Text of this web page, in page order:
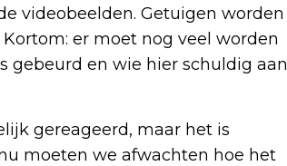
videobeelden. Getuigen worden
er moet nog veel worden
gebeurd en wie hier schuldig aan
gereageerd, maar het is
moeten we afwachten hoe het